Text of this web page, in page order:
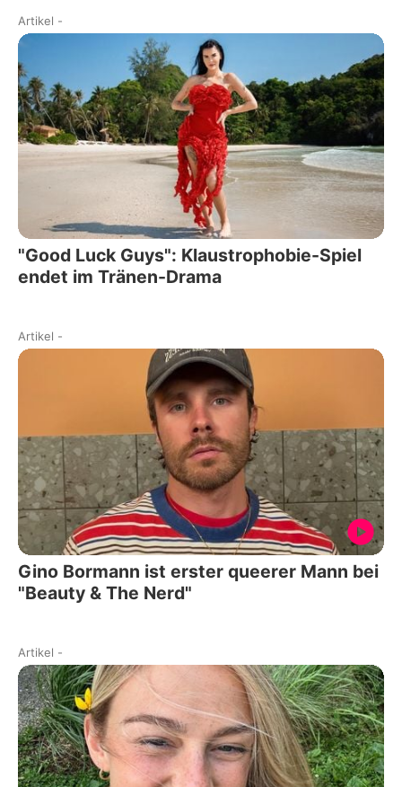
Artikel -
"Good Luck Guys": Klaustrophobie-Spiel
endet im Tränen-Drama
Artikel -
Gino Bormann ist erster queerer Mann bei
"Beauty & The Nerd"
Artikel -